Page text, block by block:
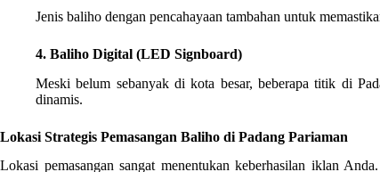
Jenis baliho dengan pencahayaan tambahan untuk
4. Baliho Digital (LED Signboard)
Meski belum sebanyak di kota besar, beberapa titik di
dinamis.
Lokasi Strategis Pemasangan Baliho di Padang Pariaman
Lokasi pemasangan sangat menentukan keberhasilan iklan